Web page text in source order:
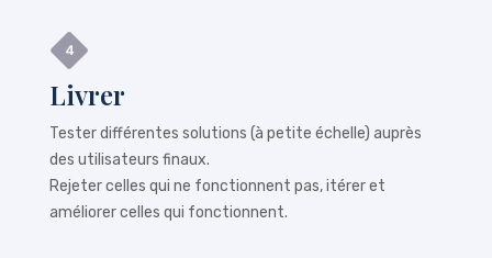
Livrer
Tester différentes solutions (à petite échelle) auprès
des utilisateurs finaux.
Rejeter celles qui ne fonctionnent pas, itérer et
améliorer celles qui fonctionnent.